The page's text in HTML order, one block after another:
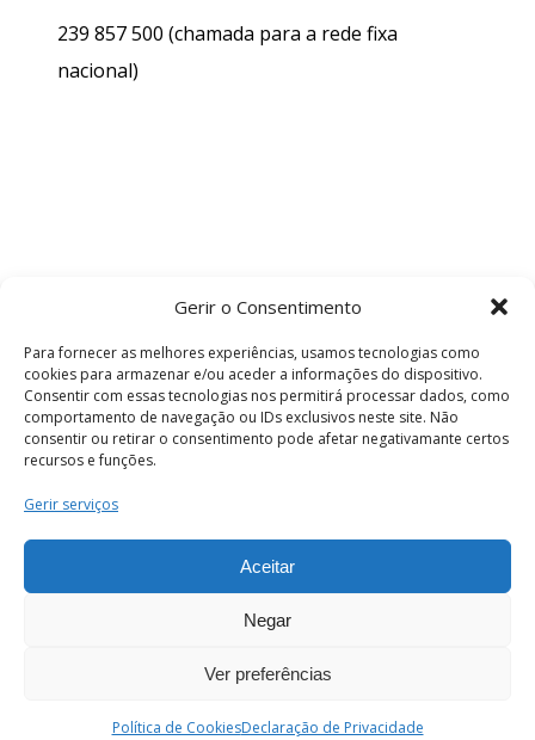
Gerir o Consentimento
Para fornecer as melhores experiências, usamos tecnologias como
cookies para armazenar e/ou aceder a informações do dispositivo.
Consentir com essas tecnologias nos permitirá processar dados, como
comportamento de navegação ou IDs exclusivos neste site. Não
consentir ou retirar o consentimento pode afetar negativamante certos
recursos e funções.
Gerir serviços
Aceitar
Negar
Ver preferências
Política de CookiesDeclaração de Privacidade
239 857 500 (chamada para a rede fixa
nacional)
Termos e Condições
os direitos reservados.